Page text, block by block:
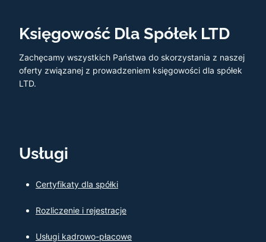
Księgowość Dla Spółek LTD
Zachęcamy wszystkich Państwa do skorzystania z naszej
oferty związanej z prowadzeniem księgowości dla spółek
LTD.
Usługi
Certyfikaty dla spółki
Rozliczenie i rejestracje
Usługi kadrowo-płacowe